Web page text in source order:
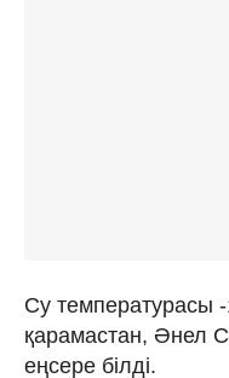
Су температурасы
қарамастан, Әнел
еңсере білді.